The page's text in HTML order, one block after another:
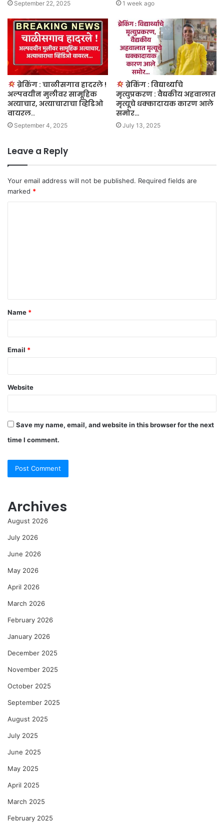
September 22, 2025 1 week ago
ब्रेकिंग : चाळीसगाव हादरले !
अल्पवयीन मुलीवर सामूहिक
अत्याचार, अत्याचाराचा व्हिडिओ
वायरल..
September 4, 2025
ब्रेकिंग : विद्यार्थ्याचे
मृत्युप्रकरण : वैद्यकीय अहवालात
मृत्यूचे धक्कादायक कारण आले
समोर…
July 13, 2025
Leave a Reply
Your email address will not be published. Required fields are
marked *
t
*
Name *
Email *
Website
Save my name, email, and website in this browser for the next
time I comment.
Archives
August 2026
July 2026
June 2026
May 2026
April 2026
March 2026
February 2026
January 2026
December 2025
November 2025
October 2025
September 2025
August 2025
July 2025
June 2025
May 2025
April 2025
March 2025
February 2025